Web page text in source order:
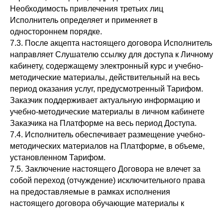
Необходимость привлечения третьих лиц
Исполнитель определяет и применяет в
одностороннем порядке.
7.3. После акцепта настоящего договора Исполнитель
направляет Слушателю ссылку для доступа к Личному
кабинету, содержащему электронный курс и учебно-
методические материалы, действительный на весь
период оказания услуг, предусмотренный Тарифом.
Заказчик поддерживает актуальную информацию и
учебно-методические материалы в личном кабинете
Заказчика на Платформе на весь период Доступа.
7.4. Исполнитель обеспечивает размещение учебно-
методических материалов на Платформе, в объеме,
установленном Тарифом.
7.5. Заключение настоящего Договора не влечет за
собой переход (отчуждение) исключительного права
на предоставляемые в рамках исполнения
настоящего договора обучающие материалы к